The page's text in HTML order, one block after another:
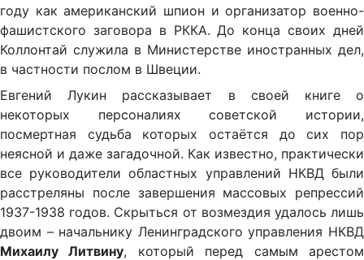
году как американский шпион и организатор военно-
фашистского заговора в РККА. До конца своих дней
Коллонтай служила в Министерстве иностранных дел,
в частности послом в Швеции.
Евгений Лукин рассказывает в своей книге о
некоторых персоналиях советской истории,
посмертная судьба которых остаётся до сих пор
неясной и даже загадочной. Как известно, практически
все руководители областных управлений НКВД были
расстреляны после завершения массовых репрессий
1937-1938 годов. Скрыться от возмездия удалось лишь
двоим – начальнику Ленинградского управления НКВД
Михаилу Литвину, который перед самым арестом